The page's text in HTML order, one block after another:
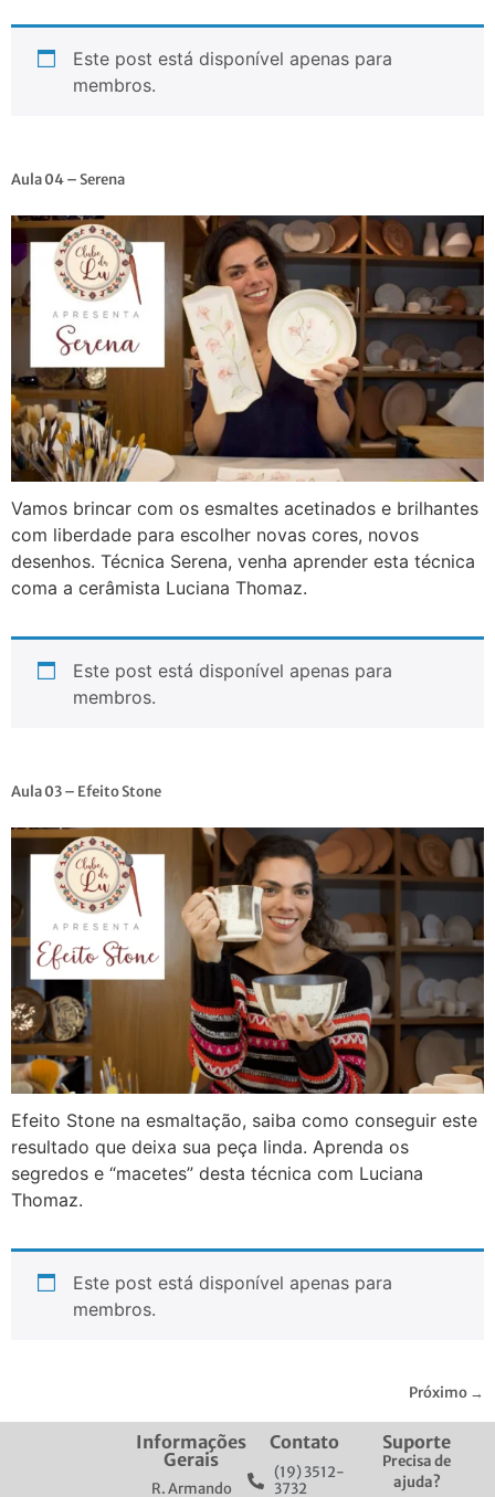
Este post está disponível apenas para
membros.
Aula 04 – Serena
Vamos brincar com os esmaltes acetinados e brilhantes
com liberdade para escolher novas cores, novos
desenhos. Técnica Serena, venha aprender esta técnica
coma a cerâmista Luciana Thomaz.
Este post está disponível apenas para
membros.
Aula 03 – Efeito Stone
Efeito Stone na esmaltação, saiba como conseguir este
resultado que deixa sua peça linda. Aprenda os
segredos e “macetes” desta técnica com Luciana
Thomaz.
Este post está disponível apenas para
membros.
Próximo →
Informações
Gerais
R. Armando
Contato
(19) 3512-
3732
Suporte
Precisa de
ajuda?